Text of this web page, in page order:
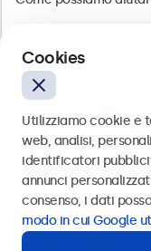
Italiano
Oppure
Cookies
Utilizziamo cookie e
web, analisi,
identificatori
annunci
consenso, i dati
modo in cui Google